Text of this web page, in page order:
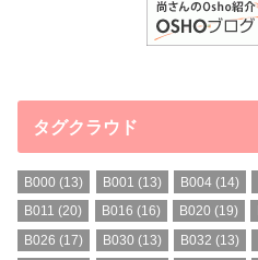
タグクラウド
B000 (13) B001 (13) B004(14)
B011 (20) B016 (16) B020 (19)
B026 (17) B030 (13) B032 (13)